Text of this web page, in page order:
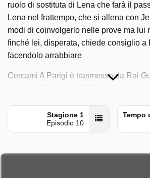
ruolo di sostituta di Lena che farà il
Lena nel frattempo, che si allena con
modi di coinvolgerlo nelle prove ma lui
finché lei, disperata, chiede consiglio a
facendolo arrabbiare
Cercami A Parigi è trasmesso da Rai
Stagione 1
Episodio 10